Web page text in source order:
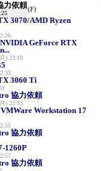
力依頼(F)
3070/AMD Ryzen
GeForce RTX
) 23:19
3060 Ti
協力依頼
) 22:53
Workstation 17
協力依頼
1260P
協力依頼